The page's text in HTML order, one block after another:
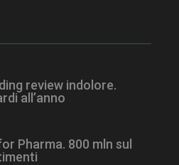
review indolore.
all’anno
Pharma. 800 mln sul